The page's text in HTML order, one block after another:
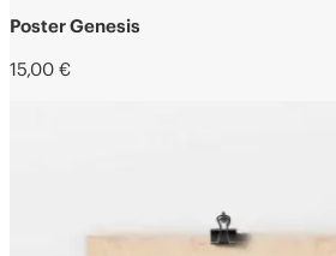
Poster Genesis
15,00 €